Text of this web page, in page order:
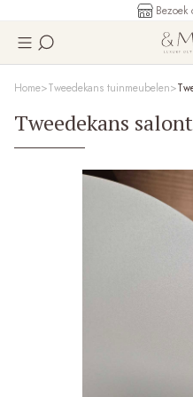
Bezoek
Home Tweedekans tuinmeubelen
Tweedekans